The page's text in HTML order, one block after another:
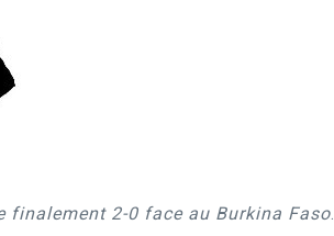
finalement 2-0 face au Burkina Faso.